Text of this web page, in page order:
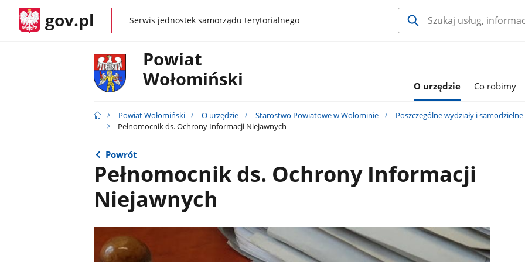
gov.pl gov.plSerwis jednostek samorządu terytorialnego
Powiat
Wołomiński
O urzędzie Co robimy
Powiat Wołomiński O urzędzie Starostwo Powiatowe w Wołominie
Poszczególne wydziały i
Pełnomocnik ds. Ochrony Informacji Niejawnych
Powrót
Pełnomocnik ds. Ochrony Informacji
Niejawnych